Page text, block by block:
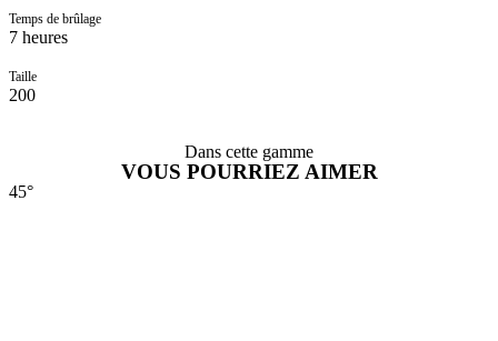
Temps de brûlage
7 heures
Taille
200
Dans cette gamme
VOUS POURRIEZ AIMER
45°